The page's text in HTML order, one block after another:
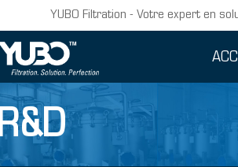
YUBO Filtration - Votre expert en